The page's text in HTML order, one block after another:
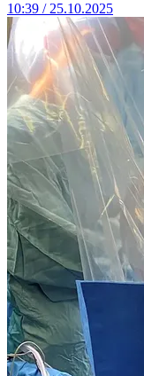
10:39 / 25.10.2025